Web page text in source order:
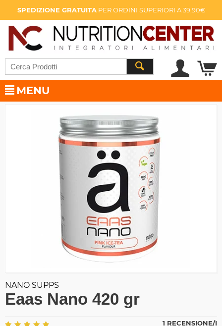
SPEDIZIONE GRATUITAPER ORDINI SUPERIORI A 39,90€
MENU
NANO SUPPS
Eaas Nano 420 gr
1 RECENSIONE/I